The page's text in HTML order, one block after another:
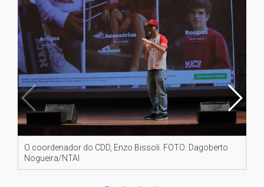
O coordenador do CDD, Enzo Bissoli. FOTO: Dagoberto
Nogueira/NTAI